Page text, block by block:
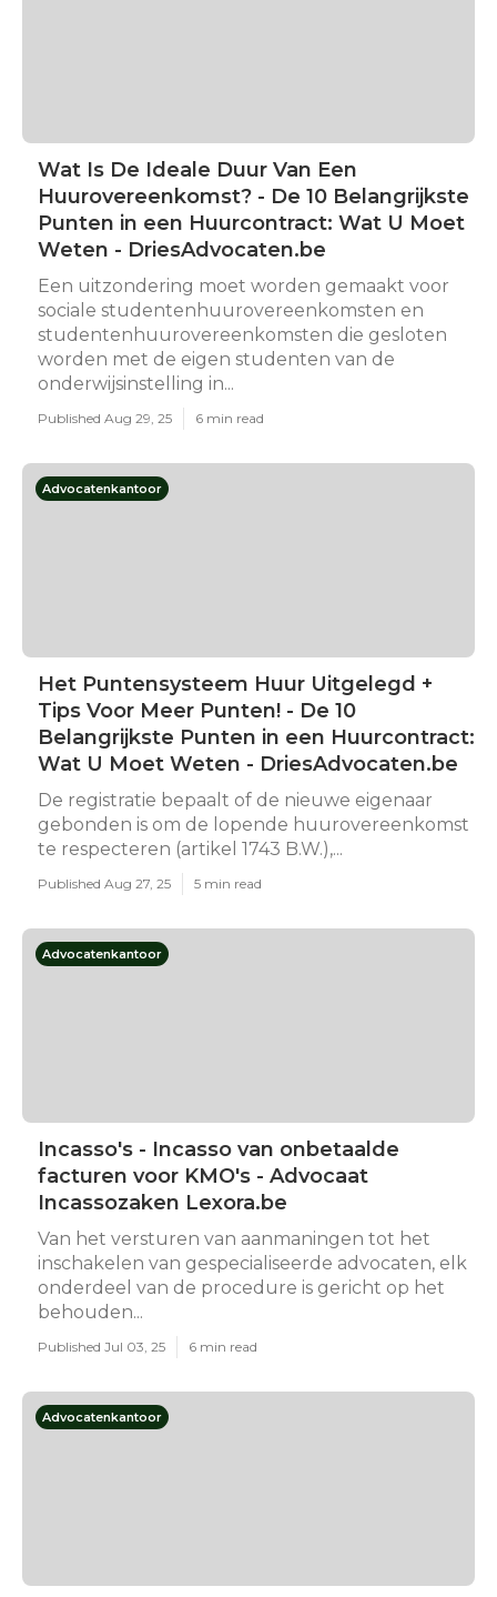
Wat Is De Ideale Duur Van Een
Huurovereenkomst? - De 10 Belangrijkste
Punten in een Huurcontract: Wat U Moet
Weten - DriesAdvocaten.be
Een uitzondering moet worden gemaakt voor
sociale studentenhuurovereenkomsten en
studentenhuurovereenkomsten die gesloten
worden met de eigen studenten van de
onderwijsinstelling in...
Published Aug 29, 25 6 min read
Advocatenkantoor
Het Puntensysteem Huur Uitgelegd +
Tips Voor Meer Punten! - De 10
Belangrijkste Punten in een Huurcontract:
Wat U Moet Weten - DriesAdvocaten.be
De registratie bepaalt of de nieuwe eigenaar
gebonden is om de lopende huurovereenkomst
te respecteren (artikel 1743 B.W.),...
Published Aug 27, 25 5 min read
Advocatenkantoor
Incasso's - Incasso van onbetaalde
facturen voor KMO's - Advocaat
Incassozaken Lexora.be
Van het versturen van aanmaningen tot het
inschakelen van gespecialiseerde advocaten, elk
onderdeel van de procedure is gericht op het
behouden...
Published Jul 03, 25 6 min read
Advocatenkantoor